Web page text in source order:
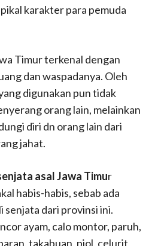
karakter para pemuda
Timur terkenal dengan
dan waspadanya. Oleh
digunakan pun tidak
orang lain, melainkan
diri dn orang lain dari
jahat.
asal Jawa Timur
habis-habis, sebab ada
senjata dari provinsi ini.
ayam, calo montor, paruh,
takabuan, piol, celurit,